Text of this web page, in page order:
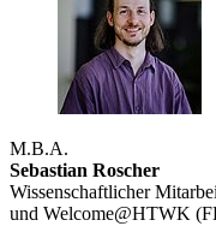
M.B.A.
Sebastian Roscher
Wissenschaftlicher
und Welcome@HTWK